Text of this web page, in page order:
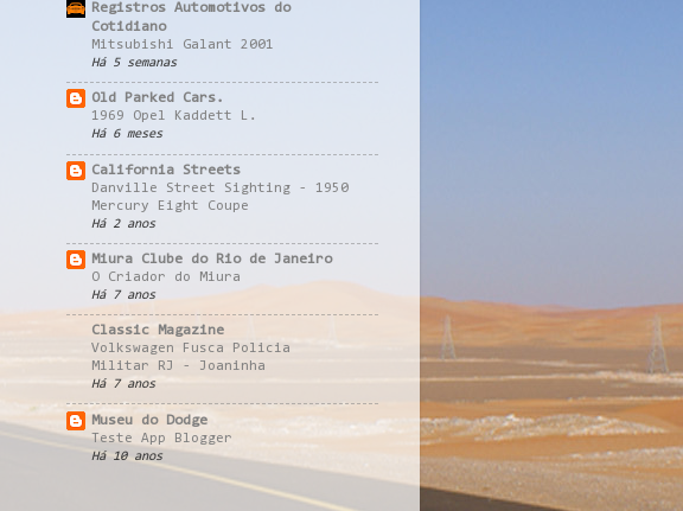
Registros Automotivos do
Cotidiano
Mitsubishi Galant 2001
Há 5 semanas
Old Parked Cars.
1969 Opel Kaddett L.
Há 6 meses
California Streets
Danville Street Sighting - 1950
Mercury Eight Coupe
Há 2 anos
Miura Clube do Rio de Janeiro
O Criador do Miura
Há 7 anos
Classic Magazine
Volkswagen Fusca Policia
Militar RJ - Joaninha
Há 7 anos
Museu do Dodge
Teste App Blogger
Há 10 anos